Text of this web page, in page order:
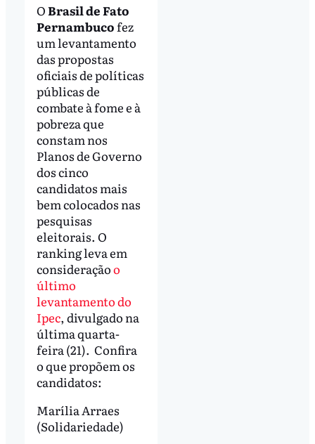
OBrasil de Fato
Pernambuco fez
um levantamento
das propostas
oficiais de políticas
públicas de
combate à fome e à
pobreza que
constam nos
Planos de Governo
dos cinco
candidatos mais
bem colocados nas
pesquisas
eleitorais. O
ranking leva em
consideraçãoo
último
levantamento do
Ipec, divulgado na
última quarta-
feira (21). Confira
o que propõem os
candidatos:
Marília Arraes
(Solidariedade)